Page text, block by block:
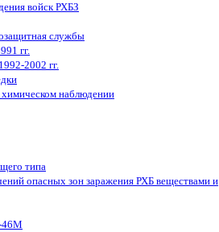
войск РХБЗ
службы
гг.
2002 гг.
наблюдении
типа
опасных зон заражения РХБ веществами и
46М